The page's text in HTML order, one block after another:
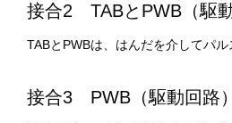
接合2 TABとPWB（駆
TABとPWBは、はんだを介してパ
接合3 PWB（駆動回路